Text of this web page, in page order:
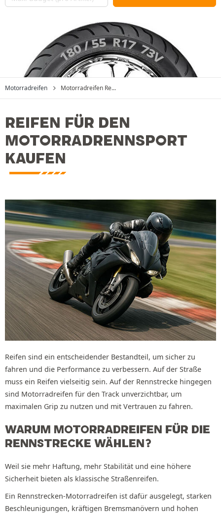
Motorradreifen Motorradreifen Re...
REIFEN FÜR DEN
MOTORRADRENNSPORT
KAUFEN
Reifen sind ein entscheidender Bestandteil, um sicher zu
fahren und die Performance zu verbessern. Auf der Straße
muss ein Reifen vielseitig sein. Auf der Rennstrecke hingegen
sind Motorradreifen für den Track unverzichtbar, um
maximalen Grip zu nutzen und mit Vertrauen zu fahren.
WARUM MOTORRADREIFEN FÜR DIE
RENNSTRECKE WÄHLEN?
Weil sie mehr Haftung, mehr Stabilität und eine höhere
Sicherheit bieten als klassische Straßenreifen.
Ein Rennstrecken-Motorradreifen ist dafür ausgelegt, starken
Beschleunigungen, kräftigen Bremsmanövern und hohen